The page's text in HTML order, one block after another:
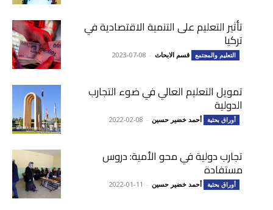
تأثير التعليم على التنمية الاقتصادية في
تركيا
التعليم والمجتمع قسم الابحاث -
2023-07-08
تمويل التعليم العالي في ضوء التجارب
الدولية
أوراق بحثية أحمد خضير حسين -
2022-02-08
تجارب دولية في محو الأمية: دروس
مستفادة
أوراق بحثية أحمد خضير حسين -
2022-01-11